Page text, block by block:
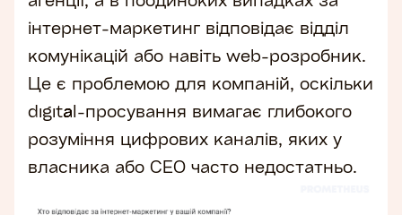
інтернет-маркетинг відповідає відділ
комунікацій або навіть web-розробник.
Це є проблемою для компаній, оскільки
digital-просування вимагає глибокого
розуміння цифрових каналів, яких у
власника або CEO часто недостатньо.